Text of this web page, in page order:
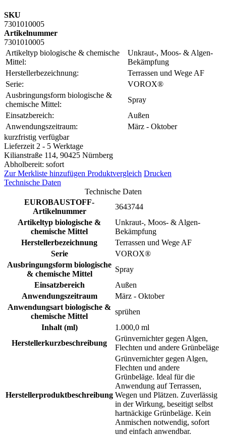
SKU
7301010005
Artikelnummer
7301010005
Artikeltyp biologische & chemische
Mittel:
Unkraut-, Moos- & Algen-
Bekämpfung
Herstellerbezeichnung:
Terrassen und Wege AF
Serie:
VOROX®
Ausbringungsform biologische &
chemische Mittel:
Spray
Einsatzbereich:
Außen
Anwendungszeitraum:
März - Oktober
kurzfristig verfügbar
Lieferzeit 2 - 5 Werktage
Kilianstraße 114, 90425 Nürnberg
Abholbereit: sofort
Zur Merkliste hinzufügen Produktvergleich Drucken
Technische Daten
Technische Daten
EUROBAUSTOFF-
Artikelnummer
3643744
Artikeltyp biologische &
chemische Mittel
Unkraut-, Moos- & Algen-
Bekämpfung
Herstellerbezeichnung
Terrassen und Wege AF
Serie
VOROX®
Ausbringungsform biologische
& chemische Mittel
Spray
Einsatzbereich
Außen
Anwendungszeitraum
März - Oktober
Anwendungsart biologische &
chemische Mittel
sprühen
Inhalt (ml)
1.000,0 ml
Herstellerkurzbeschreibung
Grünvernichter gegen Algen,
Flechten und andere Grünbeläge
Herstellerproduktbeschreibung
Grünvernichter gegen Algen,
Flechten und andere
Grünbeläge. Ideal für die
Anwendung auf Terrassen,
Wegen und Plätzen. Zuverlässig
in der Wirkung, beseitigt selbst
hartnäckige Grünbeläge. Kein
Anmischen notwendig, sofort
und einfach anwendbar.